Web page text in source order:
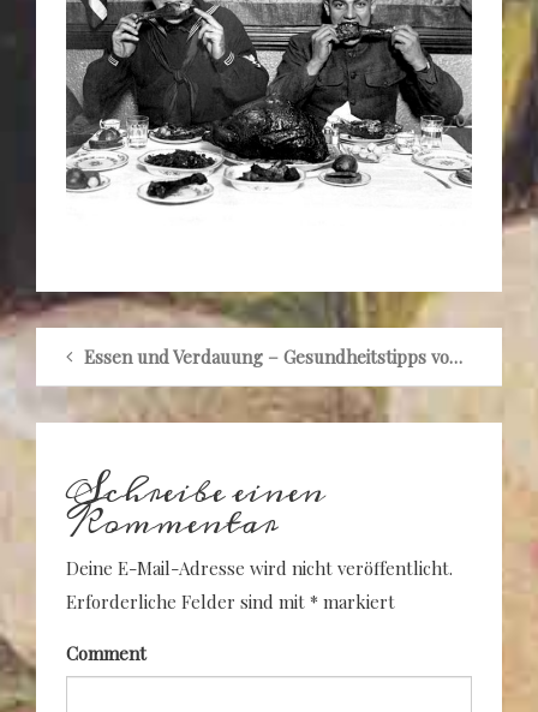
Essen und Verdauung – Gesundheitstipps von 1918
Schreibe einen
Kommentar
Deine E-Mail-Adresse wird nicht veröffentlicht.
Erforderliche Felder sind mit * markiert
Comment